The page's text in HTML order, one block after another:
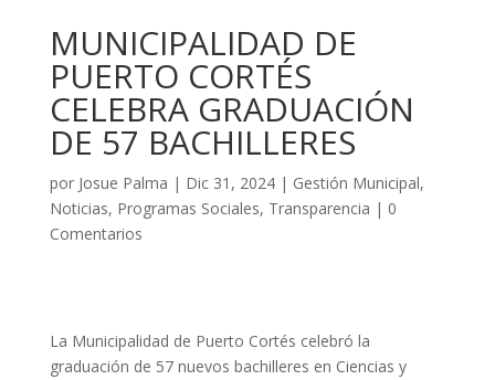
MUNICIPALIDAD DE
PUERTO CORTÉS
CELEBRA GRADUACIÓN
DE 57 BACHILLERES
por Josue Palma | Dic 31, 2024| Gestión Municipal,
Noticias, Programas Sociales, Transparencia | 0
Comentarios
La Municipalidad de Puerto Cortés celebró la
graduación de 57 nuevos bachilleres en Ciencias y